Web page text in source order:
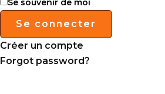
Se souvenir de moi
Se connecter
Créer un compte
Forgot password?